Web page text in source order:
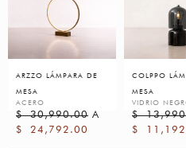
ARZZO LÁMPARA DE
MESA
ACERO
$30,990.00 A
$
24,792.00
COLPPO
MESA
VIDRIO
$
$